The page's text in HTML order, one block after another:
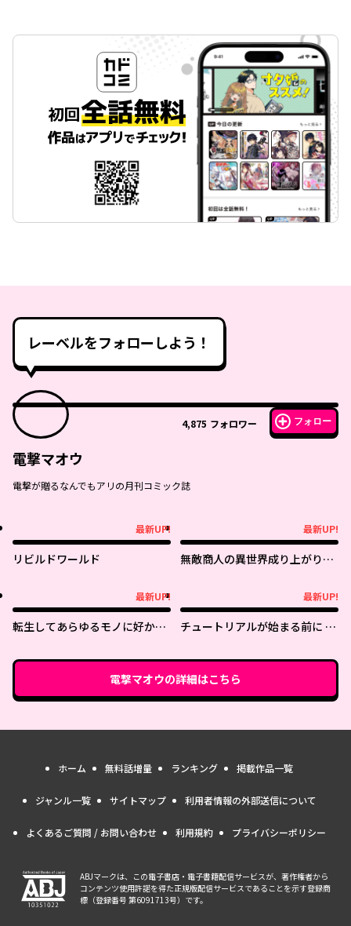
レーベルをフォローしよう！
4,875 フォロワー フォロー
電撃マオウ
電撃が贈るなんでもアリの月刊コミック誌
最新UP!
リビルドワールド
最新UP!
無敵商人の異世界成り上がり物
せるスキルがあるので異世界で
は楽勝です～
最新UP!
転生してあらゆるモノに好かれ
生きて行く
最新UP!
チュートリアルが始まる前に ボ
俺ができる幾つかの事
電撃マオウの詳細はこちら
ホーム 無料話増量 ランキング 掲載作品一覧
ジャンル一覧 サイトマップ 利用者情報の外部送信について
よくあるご質問 / お問い合わせ 利用規約 プライバシーポリシー
ABJマークは、この電子書店・電子書籍配信サービスが、著作権者から
コンテンツ使用許諾を得た正規版配信サービスであることを示す登録商
標（登録番号 第6091713号）です。